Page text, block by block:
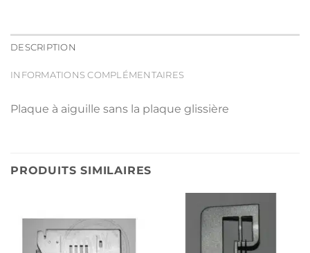
DESCRIPTION
INFORMATIONS COMPLÉMENTAIRES
Plaque à aiguille sans la plaque glissière
PRODUITS SIMILAIRES